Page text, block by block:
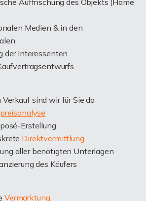
Medien & in den
der Interessenten
sind wir für Sie da
Erstellung
Direktvermittlung
aller benötigten Unterlagen
des Käufers
Vermarktung